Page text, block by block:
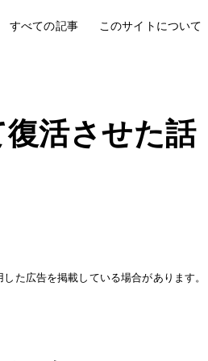
すべての記事 このサイトについて
活させた話
た広告を掲載している場合があります。